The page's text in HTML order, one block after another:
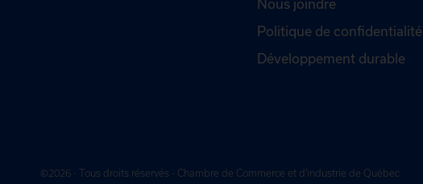
Nous joindre
Politique de confidentialité
Développement durable
©2026 - Tous droits réservés - Chambre de Commerce et d'industrie de Québec